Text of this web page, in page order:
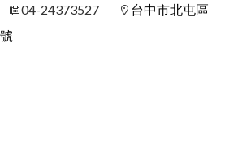
04-24373527
台中市北屯區